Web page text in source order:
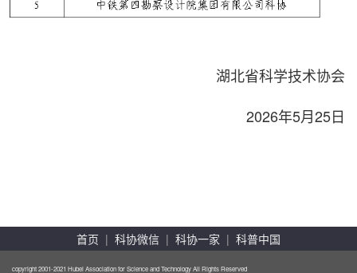
湖北省科学技术协会
2026年5月25日
首页 | 科协微信 | 科协一家 | 科普中国
copyright 2001-2021 Hubei Association for Science and Technology All Rights Reserved